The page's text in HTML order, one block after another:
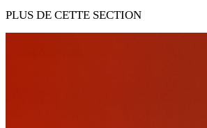
PLUS DE CETTE SECTION